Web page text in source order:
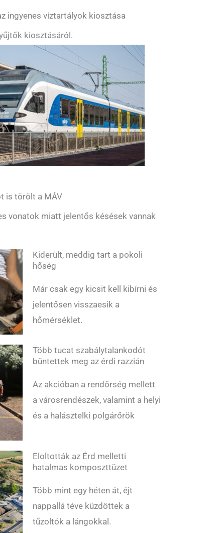
ingyenes víztartályok kiosztása
kiosztásáról.
is törölt a MÁV
vonatok miatt jelentős késések vannak
Kiderült, meddig tart a pokoli
hőség
Már csak egy kicsit kell kibírni és
jelentősen visszaesik a
hőmérséklet.
Több tucat szabálytalankodót
büntettek meg az érdi razzián
Az akcióban a rendőrség mellett
a városrendészek, valamint a helyi
és a halásztelki polgárőrök
Eloltották az Érd melletti
hatalmas komposzttüzet
Több mint egy héten át, éjt
nappallá téve küzdöttek a
tűzoltók a lángokkal.